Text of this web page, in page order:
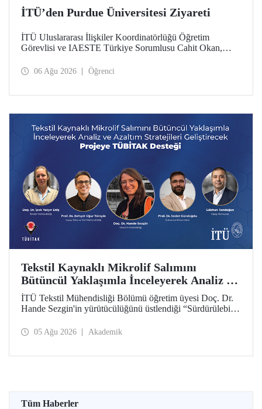
İTÜ’den Purdue Üniversitesi Ziyareti
İTÜ Uluslararası İlişkiler Koordinatörlüğü Öğretim
Görevlisi ve IAESTE Türkiye Sorumlusu Cahit Okan,
Temmuz tarihlerinde ABD’de dünyanın önde gelen
06 Ağu 2026 Öğrenci
Tekstil Kaynaklı Mikrolif Salımını
Bütüncül Yaklaşımla İnceleyerek Analiz ve
Azaltım Stratejileri Geliştirecek Projeye
TÜBİTAK Desteği
İTÜ Tekstil Mühendisliği Bölümü öğretim üyesi Doç. Dr.
Hande Sezgin'in yürütücülüğünü üstlendiği “Sürdürülebilir
Koşullarına Bağlı Mikrolif Salımı: Aşınma, UV Maruziyeti
05 Ağu 2026 Akademik
Tüm Haberler